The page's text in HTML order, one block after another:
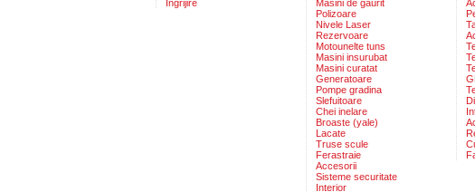
Ingrijire
Masini de gaurit
Polizoare
Nivele Laser
Rezervoare
Motounelte tuns
Masini insurubat
Masini curatat
Generatoare
Pompe gradina
Slefuitoare
Chei inelare
Broaste (yale)
Lacate
Truse scule
Ferastraie
Accesorii
Sisteme securitate
Interior